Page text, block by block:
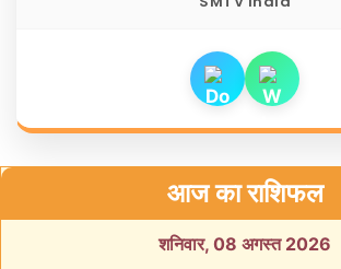
आज का राशिफल
शनिवार, 08 अगस्त 2026